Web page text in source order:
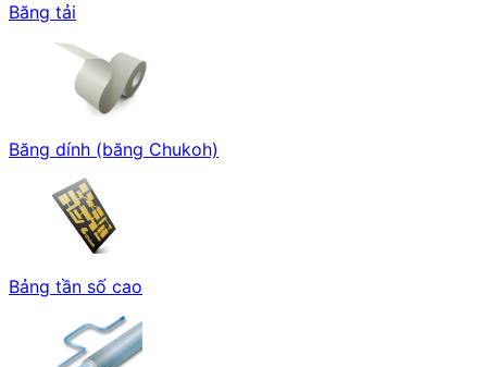
Băng tải
Băng dính (băng Chukoh)
Bảng tần số cao